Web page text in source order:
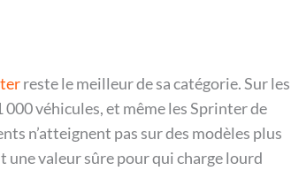
reste le meilleur de sa catégorie. Sur les
véhicules, et même les Sprinter de
n’atteignent pas sur des modèles plus
valeur sûre pour qui charge lourd